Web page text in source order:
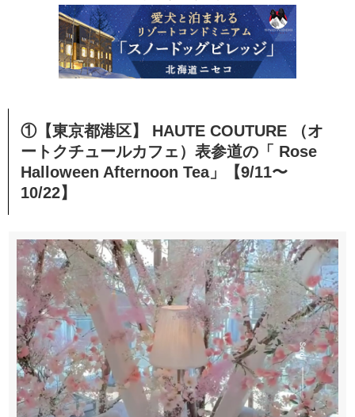
①【東京都港区】 HAUTE COUTURE （オ
ートクチュールカフェ）表参道の「 Rose
Halloween Afternoon Tea」【9/11〜
10/22】